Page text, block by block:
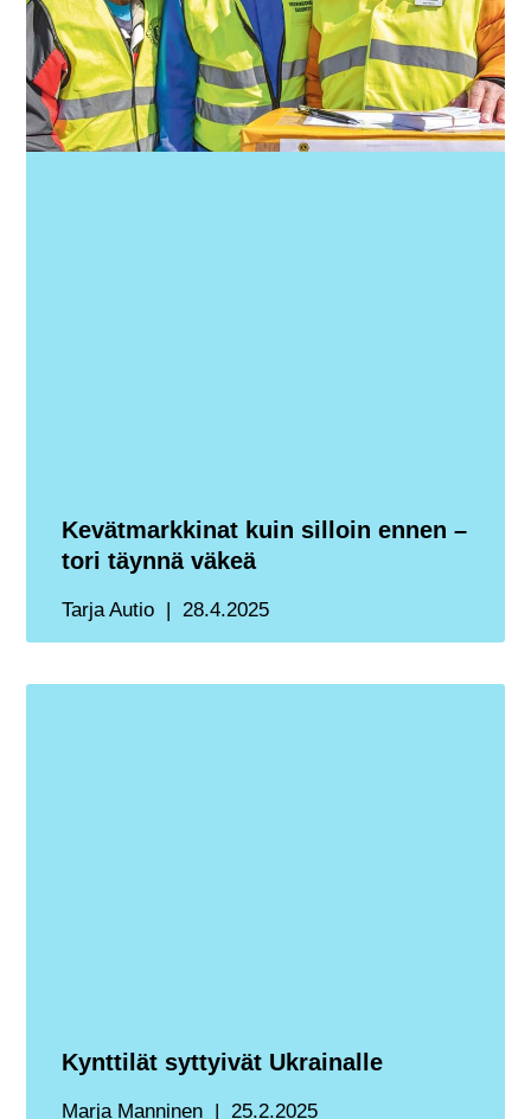
Kevätmarkkinat kuin silloin ennen –
tori täynnä väkeä
Tarja Autio 28.4.2025
Kynttilät syttyivät Ukrainalle
Marja Manninen 25.2.2025